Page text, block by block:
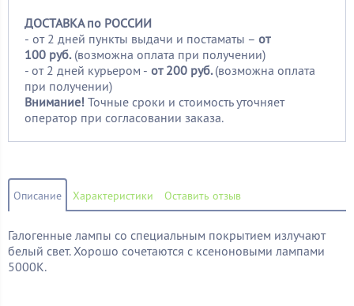
ДОСТАВКА по РОССИИ
- от 2 дней пункты выдачи и постаматы – от
100 руб. (возможна оплата при получении)
- от 2 дней курьером - от 200 руб.(возможна оплата
при получении)
Внимание! Точные сроки и стоимость уточняет
оператор при согласовании заказа.
Описание Характеристики Оставить отзыв
Галогенные лампы со специальным покрытием излучают
белый свет. Хорошо сочетаются с ксеноновыми лампами
5000K.